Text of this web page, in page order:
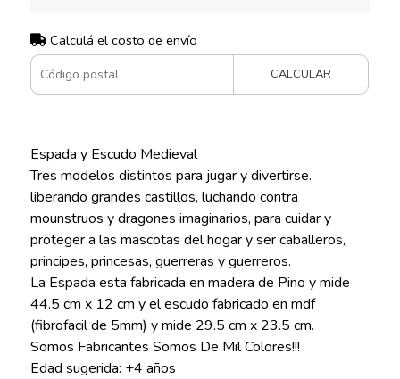
Calculá el costo de envío
CALCULAR
Espada y Escudo Medieval
Tres modelos distintos para jugar y divertirse.
liberando grandes castillos, luchando contra
mounstruos y dragones imaginarios, para cuidar y
proteger a las mascotas del hogar y ser caballeros,
principes, princesas, guerreras y guerreros.
La Espada esta fabricada en madera de Pino y mide
44.5 cm x 12 cm y el escudo fabricado en mdf
(fibrofacil de 5mm) y mide 29.5 cm x 23.5 cm.
Somos Fabricantes Somos De Mil Colores!!!
Edad sugerida: +4 años